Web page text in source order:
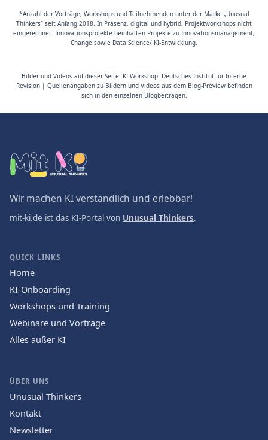
*Anzahl der Vorträge, Workshops und Teilnehmenden unter der Marke „Unusual
Thinkers“ seit Anfang 2018. In Präsenz, digital und hybrid, Projektworkshops nicht
eingerechnet. Innovationsprojekte beinhalten Projekte zu Innovationsmanagement,
Change sowie Data Science/ KI-Entwicklung.
Bilder und Videos auf dieser Seite: KI-Workshop: Deutsches Institut für Interne
Revision | Quellenangaben zu Bildern und Videos aus dem Blog-Preview befinden
sich in den einzelnen Blogbeiträgen.
Wir machen KI verständlich und erlebbar!
mit-ki.de ist das KI-Portal von Unusual Thinkers.
QUICK LINKS
Home
KI-Onboarding
Workshops und Training
Webinare und Vorträge
Alles außer KI
ÜBER UNS
Unusual Thinkers
Kontakt
Newsletter